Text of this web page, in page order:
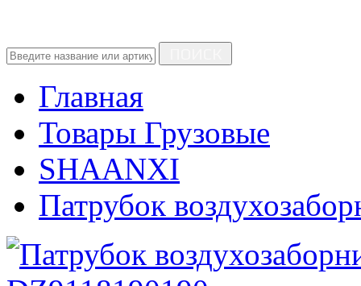
Главная
Товары Грузовые
SHAANXI
Патрубок